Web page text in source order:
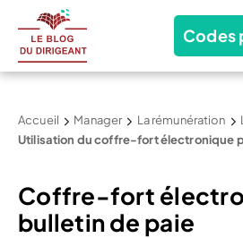
Codes
Accueil Manager La rémunération
Utilisation du coffre-fort électronique
Coffre-fort
bulletin de paie